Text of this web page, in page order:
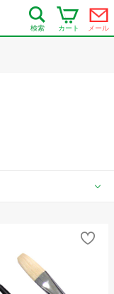
検索 カート メール